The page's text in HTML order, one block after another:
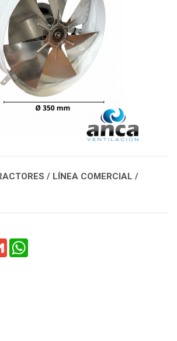
/ LÍNEA COMERCIAL /
Gmail